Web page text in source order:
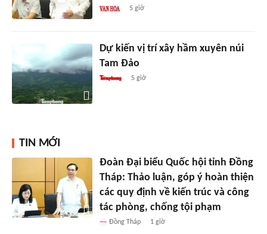
5 giờ
Dự kiến vị trí xây hầm xuyên núi
Tam Đảo
5 giờ
TIN MỚI
Đoàn Đại biểu Quốc hội tỉnh Đồng
Tháp: Thảo luận, góp ý hoàn thiện
các quy định về kiến trúc và công
tác phòng, chống tội phạm
Đồng Tháp 1 giờ